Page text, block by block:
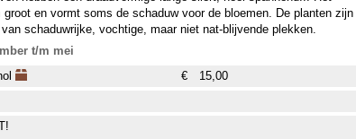
groot en vormt soms de schaduw voor de bloemen. De planten zijn
schaduwrijke, vochtige, maar niet nat-blijvende plekken.
t/m mei
€
15,00